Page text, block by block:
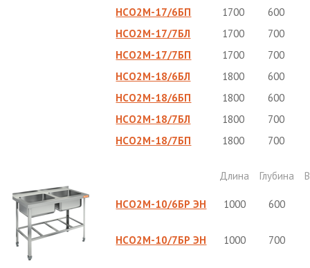
НСО2М-17/6БП
1700
600
НСО2М-17/7БЛ
1700
700
НСО2М-17/7БП
1700
700
НСО2М-18/6БЛ
1800
600
НСО2М-18/6БП
1800
600
НСО2М-18/7БЛ
1800
700
НСО2М-18/7БП
1800 700
Длина Глубина
НСО2М-10/6БР ЭН 1000 600
НСО2М-10/7БР ЭН 1000 700